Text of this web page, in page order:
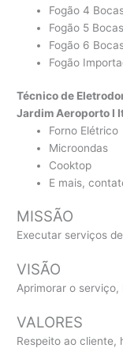
Fogão 4
Fogão 5 Bocas
Fogão 6
Fogão
Técnico de
Jardim Aeroporto I
Forno Elétrico
Microondas
Cooktop
E mais,
MISSÃO
Executar serviços
VISÃO
Aprimorar o
VALORES
Respeito ao cliente,